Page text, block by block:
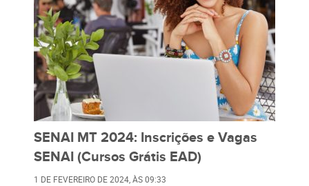
SENAI MT 2024: Inscrições e Vagas
SENAI (Cursos Grátis EAD)
1 DE FEVEREIRO DE 2024, ÀS09:33